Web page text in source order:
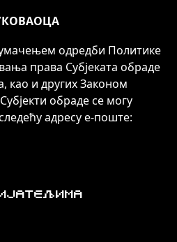
одредби Политике
права Субјеката обраде
као и других Законом
обраде се могу
адресу е-поште: